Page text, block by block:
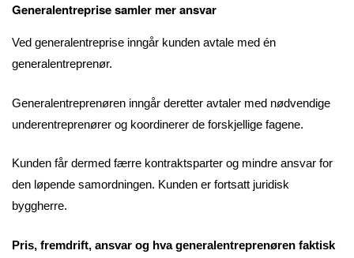
Generalentreprise samler mer ansvar
Ved generalentreprise inngår kunden avtale med én
generalentreprenør.
Generalentreprenøren inngår deretter avtaler med nødvendige
underentreprenører og koordinerer de forskjellige fagene.
Kunden får dermed færre kontraktsparter og mindre ansvar for
den løpende samordningen. Kunden er fortsatt juridisk
byggherre.
Pris, fremdrift, ansvar og hva generalentreprenøren faktisk